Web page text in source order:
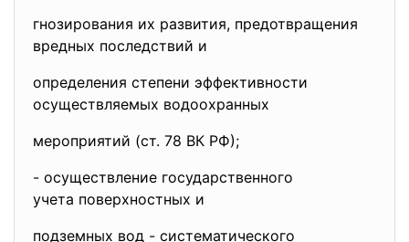
гнозирования их развития, предотвращения
вредных последствий и
определения степени эффективности
осуществляемых водоохранных
мероприятий (ст. 78 ВК РФ);
- осуществление государственного
учета поверхностных и
подземных вод - систематического